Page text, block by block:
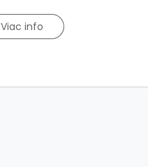
Viac info